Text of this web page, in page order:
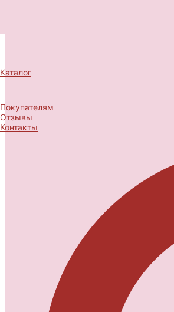
Каталог
Покупателям
Отзывы
Контакты